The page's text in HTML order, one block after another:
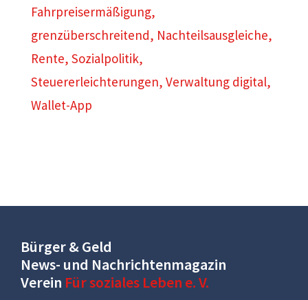
Fahrpreisermäßigung,
grenzüberschreitend, Nachteilsausgleiche,
Rente, Sozialpolitik,
Steuererleichterungen, Verwaltung digital,
Wallet-App
Bürger & Geld
News- und Nachrichtenmagazin
Verein Für soziales Leben e. V.